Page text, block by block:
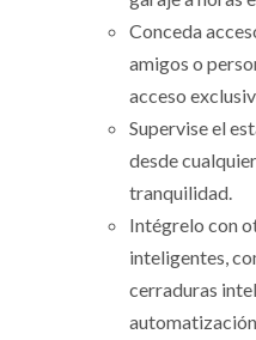
Conceda
amigos o
acceso
Supervise el
desde
tranquilidad.
Intégrelo con
inteligentes,
cerraduras